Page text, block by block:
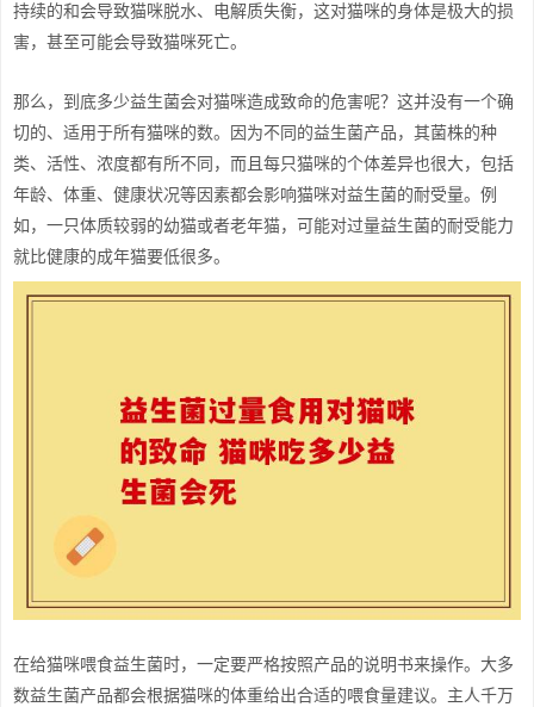
持续的和会导致猫咪脱水、电解质失衡，这对猫咪的身体是极大的损
害，甚至可能会导致猫咪死亡。
那么，到底多少益生菌会对猫咪造成致命的危害呢？这并没有一个确
切的、适用于所有猫咪的数。因为不同的益生菌产品，其菌株的种
类、活性、浓度都有所不同，而且每只猫咪的个体差异也很大，包括
年龄、体重、健康状况等因素都会影响猫咪对益生菌的耐受量。例
如，一只体质较弱的幼猫或者老年猫，可能对过量益生菌的耐受能力
就比健康的成年猫要低很多。
在给猫咪喂食益生菌时，一定要严格按照产品的说明书来操作。大多
数益生菌产品都会根据猫咪的体重给出合适的喂食量建议。主人千万